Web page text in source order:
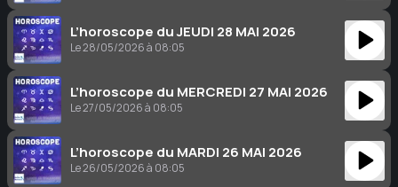
L’horoscope du JEUDI 28 MAI 2026
Le 28/05/2026 à 08:05
L’horoscope du MERCREDI 27 MAI 2026
Le 27/05/2026 à 08:05
L’horoscope du MARDI 26 MAI 2026
Le 26/05/2026 à 08:05